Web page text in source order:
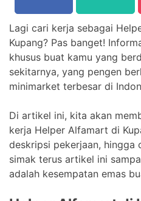
Lagi cari kerja sebagai
Kupang? Pas banget!
khusus buat kamu yang
sekitarnya, yang pengen
minimarket terbesar di
Di artikel ini, kita akan
kerja Helper Alfamart di
deskripsi pekerjaan, hingga
simak terus artikel ini
adalah kesempatan emas